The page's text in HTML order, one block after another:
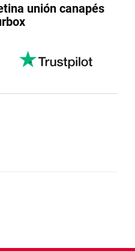
unión canapés